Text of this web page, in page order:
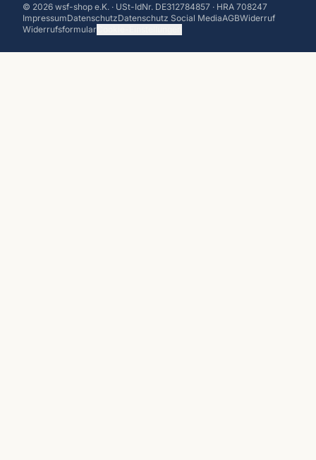
© 2026 wsf-shop e.K. · USt-IdNr. DE312784857 · HRA 708247
ImpressumDatenschutzDatenschutz Social MediaAGBWiderruf
Widerrufsformular